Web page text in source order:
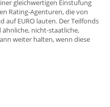
gleichwertigen Einstufung
Rating-Agenturen, die von
EURO lauten. Der Teilfonds
nicht-staatliche,
weiter halten, wenn diese